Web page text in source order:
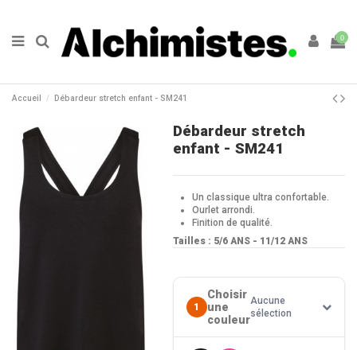
0
Accueil Débardeur stretch enfant - SM241
Débardeur stretch
enfant - SM241
Un classique ultra confortable.
Ourlet arrondi.
Finition de qualité.
Tailles : 5/6 ANS - 11/12 ANS
1
Choisir
une
couleur
Aucune
sélection